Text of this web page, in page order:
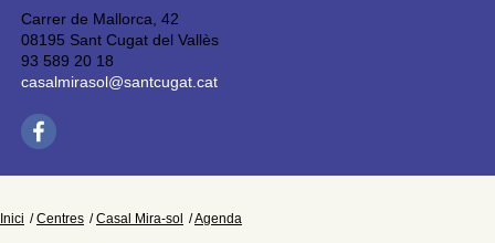
Carrer de Mallorca, 42
08195 Sant Cugat del Vallès
93 589 20 18
casalmirasol@santcugat.cat
Inici Centres Casal Mira-sol Agenda